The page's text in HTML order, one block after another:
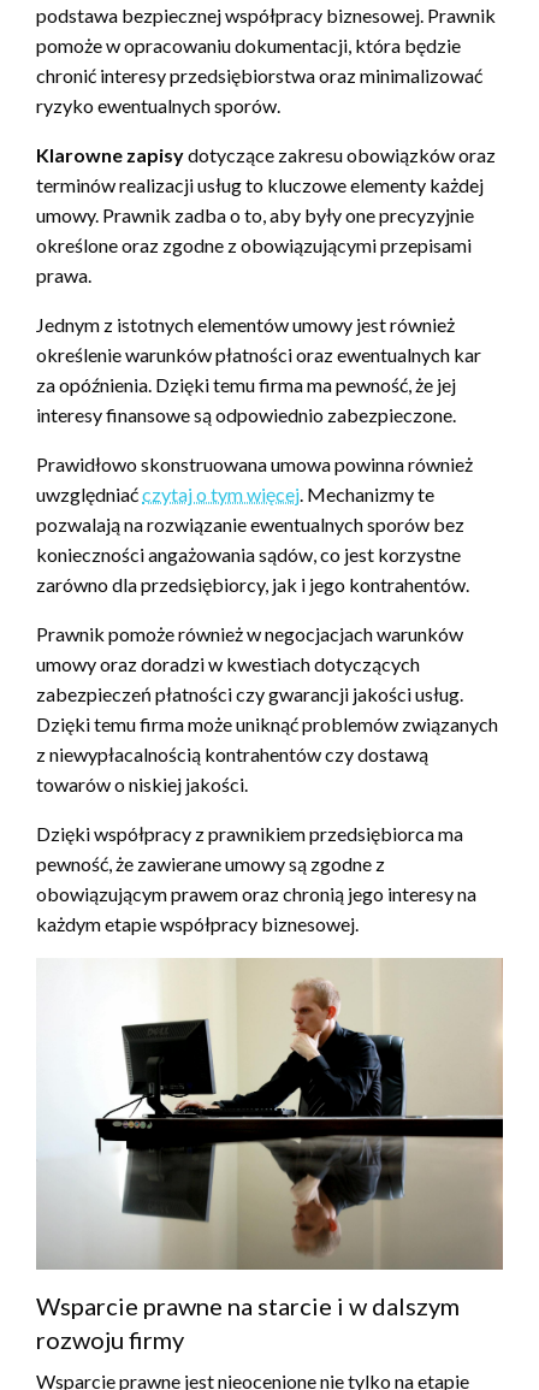
podstawa bezpiecznej współpracy biznesowej. Prawnik
pomoże w opracowaniu dokumentacji, która będzie
chronić interesy przedsiębiorstwa oraz minimalizować
ryzyko ewentualnych sporów.
Klarowne zapisydotyczące zakresu obowiązków oraz
terminów realizacji usług to kluczowe elementy każdej
umowy. Prawnik zadba o to, aby były one precyzyjnie
określone oraz zgodne z obowiązującymi przepisami
prawa.
Jednym z istotnych elementów umowy jest również
określenie warunków płatności oraz ewentualnych kar
za opóźnienia. Dzięki temu firma ma pewność, że jej
interesy finansowe są odpowiednio zabezpieczone.
Prawidłowo skonstruowana umowa powinna również
uwzględniaćczytaj o tym więcej . Mechanizmy te
pozwalają na rozwiązanie ewentualnych sporów bez
konieczności angażowania sądów, co jest korzystne
zarówno dla przedsiębiorcy, jak i jego kontrahentów.
Prawnik pomoże również w negocjacjach warunków
umowy oraz doradzi w kwestiach dotyczących
zabezpieczeń płatności czy gwarancji jakości usług.
Dzięki temu firma może uniknąć problemów związanych
z niewypłacalnością kontrahentów czy dostawą
towarów o niskiej jakości.
Dzięki współpracy z prawnikiem przedsiębiorca ma
pewność, że zawierane umowy są zgodne z
obowiązującym prawem oraz chronią jego interesy na
każdym etapie współpracy biznesowej.
Wsparcie prawne na starcie i w dalszym
rozwoju firmy
Wsparcie prawne jest nieocenione nie tylko na etapie